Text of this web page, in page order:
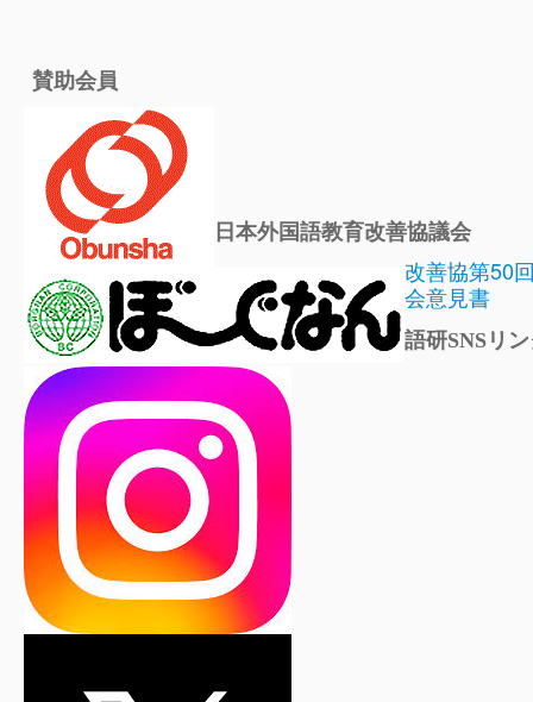
賛助会員
日本外国語教育改善協議会
改善協第50
会意見書
語研SNSリ